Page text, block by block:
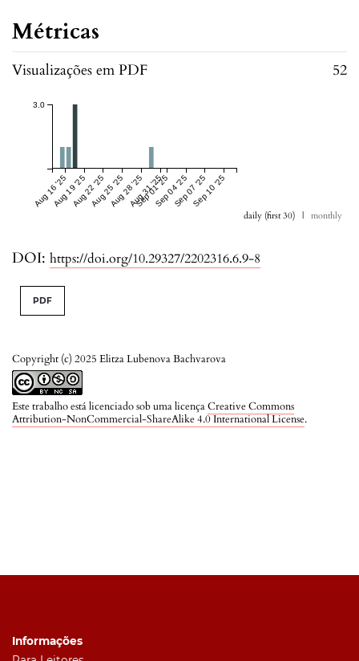
DOI: https://doi.org/10.29327/2202316.6.9-8
Copyright (c) 2025 Elitza Lubenova Bachvarova
Este trabalho está licenciado sob uma licençaCreative Commons
Attribution-NonCommercial-ShareAlike 4.0 International License.
PDF
Métricas
Visualizações em PDF 52
Aug 16 '25
Aug 19 '25Aug 22 '25Aug 25 '25Aug 28 '25Aug 31 '25
Sep 01 '25Sep 04 '25Sep 07 '25Sep 10 '25
3.0
daily (first 30) | monthly
Informações